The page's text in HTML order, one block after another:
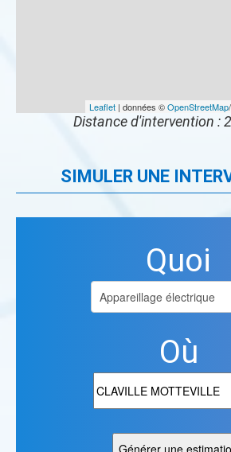
Leaflet | données ©OpenStreetMap
Distance d'intervention :
SIMULER UNE
Quoi
Où